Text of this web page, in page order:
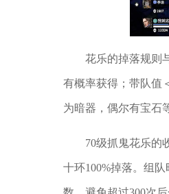
花乐的掉落规则
有概率获得；带队值
为暗器，偶尔有宝石
70级抓鬼花乐的
十环100%掉落。组